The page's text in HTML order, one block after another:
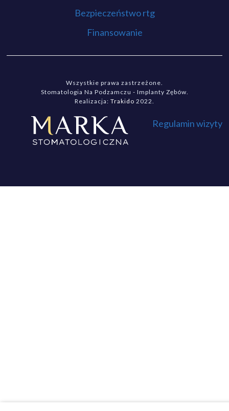
Bezpieczeństwo rtg
Finansowanie
Wszystkie prawa zastrzeżone.
Stomatologia Na Podzamczu - Implanty Zębów.
Realizacja: Trakido 2022.
Regulamin wizyty